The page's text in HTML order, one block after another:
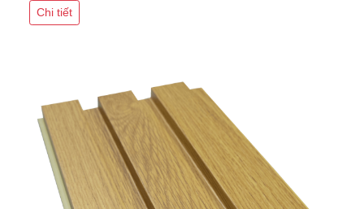
Chi tiết